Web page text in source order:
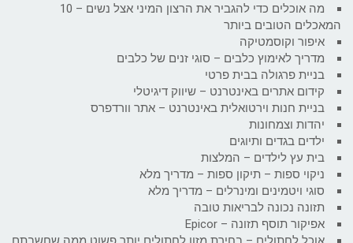
מה אוכלים כדי להגביר את הרצון המיני אצל נשים – 10
המאכלים הטובים ביותר
איפור וקוסמטיקה
מדריך לאימוץ כלבים – סוגי זנים של כלבים
בניית פרגולה בבית פרטי
קידום אתרים באינטרנט – שיווק דיגיטלי
בניית חנות וירטואלית באינטרנט – אתר וורדפרס
יהדות וצמחונות
ילדים בגדים ותיוגים
בית עץ לילדים – המלצות
ניקוי ספות – תיקון ספות – מדריך מלא
סוגי ויטמינים ומינרלים – מדריך מלא
תזונה נכונה לבריאות טובה
אפיקור תוסף תזונה – Epicor